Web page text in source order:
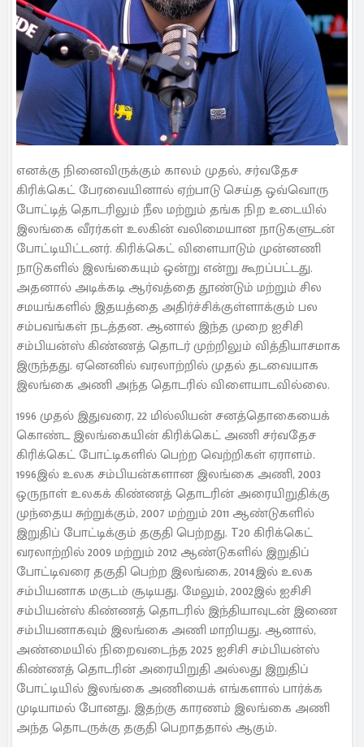
எனக்கு நினைவிருக்கும் காலம் முதல், சர்வதேச
கிரிக்கெட் பேரவையினால் ஏற்பாடு செய்த ஒவ்வொரு
போட்டித் தொடரிலும் நீல மற்றும் தங்க நிற உடையில்
இலங்கை வீரர்கள் உலகின் வலிமையான நாடுகளுடன்
போட்டியிட்டனர். கிரிக்கெட் விளையாடும் முன்னணி
நாடுகளில் இலங்கையும் ஒன்று என்று கூறப்பட்டது.
அதனால் அடிக்கடி ஆர்வத்தை தூண்டும் மற்றும் சில
சமயங்களில் இதயத்தை அதிர்ச்சிக்குள்ளாக்கும் பல
சம்பவங்கள் நடத்தன. ஆனால் இந்த முறை ஐசிசி
சம்பியன்ஸ் கிண்ணத் தொடர் முற்றிலும் வித்தியாசமாக
இருந்தது. ஏனெனில் வரலாற்றில் முதல் தடவையாக
இலங்கை அணி அந்த தொடரில் விளையாடவில்லை.
1996 முதல் இதுவரை, 22 மில்லியன் சனத்தொகையைக்
கொண்ட இலங்கையின் கிரிக்கெட் அணி சர்வதேச
கிரிக்கெட் போட்டிகளில் பெற்ற வெற்றிகள் ஏராளம்.
1996இல் உலக சம்பியன்களான இலங்கை அணி, 2003
ஒருநாள் உலகக் கிண்ணத் தொடரின் அரையிறுதிக்கு
முந்தைய சுற்றுக்கும், 2007 மற்றும் 2011 ஆண்டுகளில்
இறுதிப் போட்டிக்கும் தகுதி பெற்றது. T20 கிரிக்கெட்
வரலாற்றில் 2009 மற்றும் 2012 ஆண்டுகளில் இறுதிப்
போட்டிவரை தகுதி பெற்ற இலங்கை, 2014இல் உலக
சம்பியனாக மகுடம் சூடியது. மேலும், 2002இல் ஐசிசி
சம்பியன்ஸ் கிண்ணத் தொடரில் இந்தியாவுடன் இணை
சம்பியனாகவும் இலங்கை அணி மாறியது. ஆனால்,
அண்மையில் நிறைவடைந்த 2025 ஐசிசி சம்பியன்ஸ்
கிண்ணத் தொடரின் அரையிறுதி அல்லது இறுதிப்
போட்டியில் இலங்கை அணியைக் எங்களால் பார்க்க
முடியாமல் போனது. இதற்கு காரணம் இலங்கை அணி
அந்த தொடருக்கு தகுதி பெறாததால் ஆகும்.